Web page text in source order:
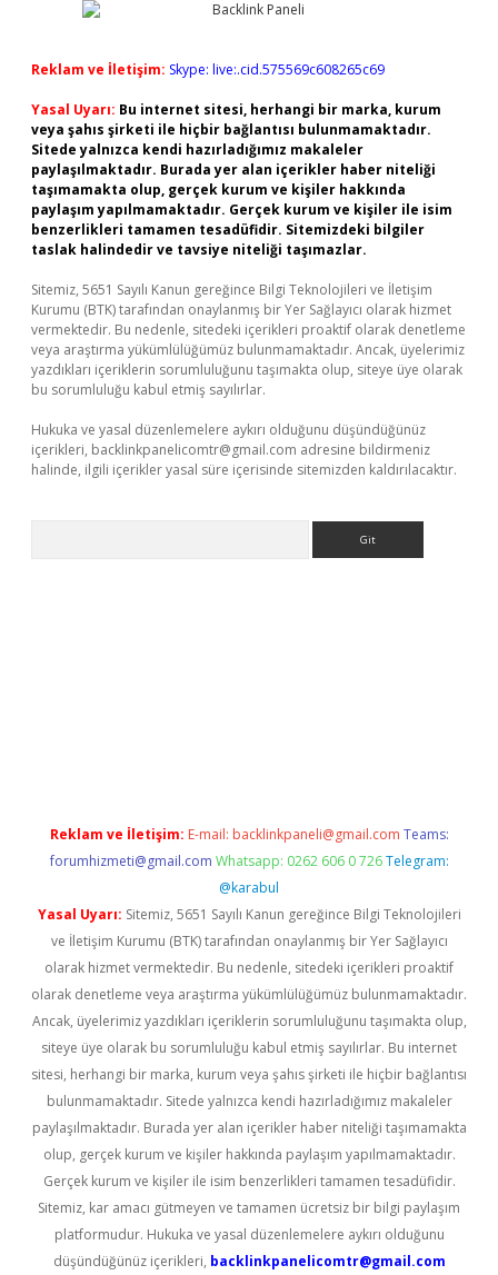
Reklam ve İletişim: Skype: live:.cid.575569c608265c69
Yasal Uyarı: Bu internet sitesi, herhangi bir marka, kurum
veya şahıs şirketi ile hiçbir bağlantısı bulunmamaktadır.
Sitede yalnızca kendi hazırladığımız makaleler
paylaşılmaktadır. Burada yer alan içerikler haber niteliği
taşımamakta olup, gerçek kurum ve kişiler hakkında
paylaşım yapılmamaktadır. Gerçek kurum ve kişiler ile isim
benzerlikleri tamamen tesadüfidir. Sitemizdeki bilgiler
taslak halindedir ve tavsiye niteliği taşımazlar.
Sitemiz, 5651 Sayılı Kanun gereğince Bilgi Teknolojileri ve İletişim
Kurumu (BTK) tarafından onaylanmış bir Yer Sağlayıcı olarak hizmet
vermektedir. Bu nedenle, sitedeki içerikleri proaktif olarak denetleme
veya araştırma yükümlülüğümüz bulunmamaktadır. Ancak, üyelerimiz
yazdıkları içeriklerin sorumluluğunu taşımakta olup, siteye üye olarak
bu sorumluluğu kabul etmiş sayılırlar.
Hukuka ve yasal düzenlemelere aykırı olduğunu düşündüğünüz
içerikleri, backlinkpanelicomtr@gmail.com adresine bildirmeniz
halinde, ilgili içerikler yasal süre içerisinde sitemizden kaldırılacaktır.
Reklam ve İletişim: E-mail: backlinkpaneli@gmail.com Teams:
forumhizmeti@gmail.com Whatsapp: 0262 606 0 726 Telegram:
@karabul
Yasal Uyarı: Sitemiz, 5651 Sayılı Kanun gereğince Bilgi Teknolojileri
ve İletişim Kurumu (BTK) tarafından onaylanmış bir Yer Sağlayıcı
olarak hizmet vermektedir. Bu nedenle, sitedeki içerikleri proaktif
olarak denetleme veya araştırma yükümlülüğümüz bulunmamaktadır.
Ancak, üyelerimiz yazdıkları içeriklerin sorumluluğunu taşımakta olup,
siteye üye olarak bu sorumluluğu kabul etmiş sayılırlar. Bu internet
sitesi, herhangi bir marka, kurum veya şahıs şirketi ile hiçbir bağlantısı
bulunmamaktadır. Sitede yalnızca kendi hazırladığımız makaleler
paylaşılmaktadır. Burada yer alan içerikler haber niteliği taşımamakta
olup, gerçek kurum ve kişiler hakkında paylaşım yapılmamaktadır.
Gerçek kurum ve kişiler ile isim benzerlikleri tamamen tesadüfidir.
Sitemiz, kar amacı gütmeyen ve tamamen ücretsiz bir bilgi paylaşım
platformudur. Hukuka ve yasal düzenlemelere aykırı olduğunu
düşündüğünüz içerikleri, backlinkpanelicomtr@gmail.com